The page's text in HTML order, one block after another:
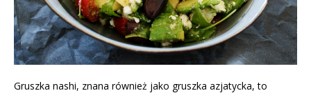
Gruszka nashi, znana również jako gruszka azjatycka, to